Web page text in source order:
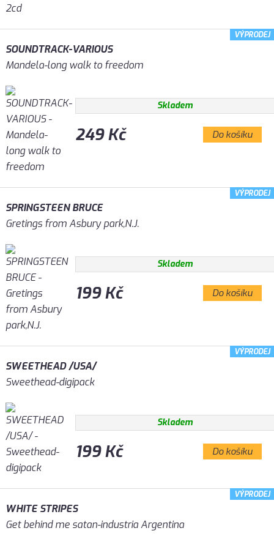
SOUNDTRACK-VARIOUS
Mandela-long walk to freedom
Skladem
249 Kč Do košíku
VÝPRODEJ
SPRINGSTEEN BRUCE
Gretings from Asbury park,N.J.
Skladem
199 Kč Do košíku
VÝPRODEJ
SWEETHEAD /USA/
Sweethead-digipack
Skladem
199 Kč Do košíku
VÝPRODEJ
WHITE STRIPES
Get behind me satan-industria Argentina
VÝPRODEJ